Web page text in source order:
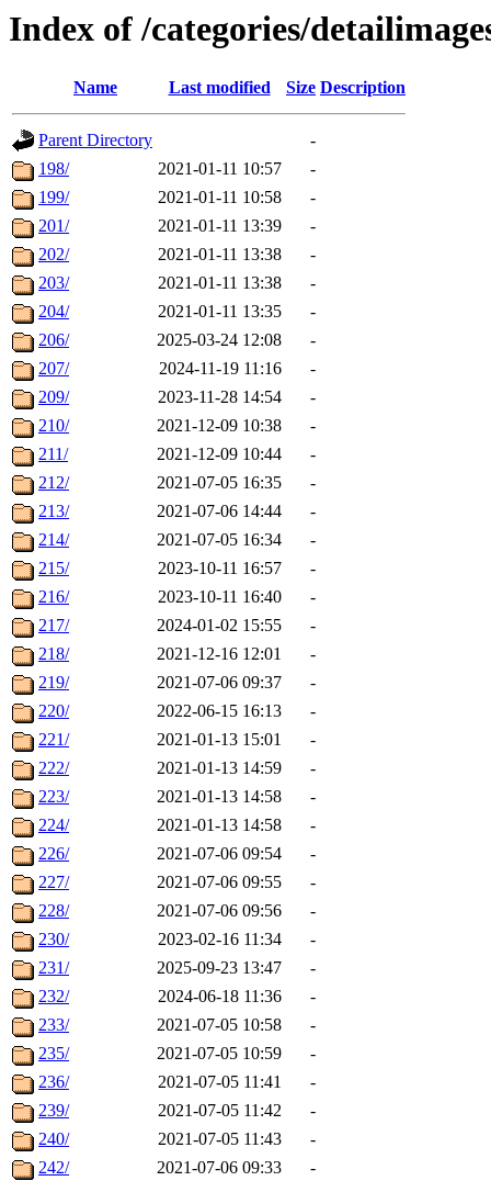
Index of /categories/
Name Last modified Size Description
Parent Directory
-
198/
2021-01-11 10:57
-
199/
2021-01-11 10:58
-
201/
2021-01-11 13:39
-
202/
2021-01-11 13:38
-
203/
2021-01-11 13:38
-
204/
2021-01-11 13:35
-
206/
2025-03-24 12:08
-
207/
2024-11-19 11:16
-
209/
2023-11-28 14:54
-
210/
2021-12-09 10:38
-
211/
2021-12-09 10:44
-
212/
2021-07-05 16:35
-
213/
2021-07-06 14:44
-
214/
2021-07-05 16:34
-
215/
2023-10-11 16:57
-
216/
2023-10-11 16:40
-
217/
2024-01-02 15:55
-
218/
2021-12-16 12:01
-
219/
2021-07-06 09:37
-
220/
2022-06-15 16:13
-
221/
2021-01-13 15:01
-
222/
2021-01-13 14:59
-
223/
2021-01-13 14:58
-
224/
2021-01-13 14:58
-
226/
2021-07-06 09:54
-
227/
2021-07-06 09:55
-
228/
2021-07-06 09:56
-
230/
2023-02-16 11:34
-
231/
2025-09-23 13:47
-
232/
2024-06-18 11:36
-
233/
2021-07-05 10:58
-
235/
2021-07-05 10:59
-
236/
2021-07-05 11:41
-
239/
2021-07-05 11:42
-
240/
2021-07-05 11:43
-
242/
2021-07-06 09:33
-